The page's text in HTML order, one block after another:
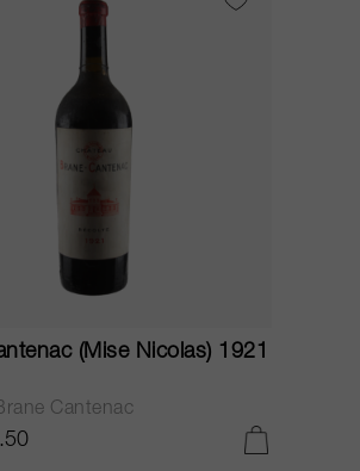
(Mise Nicolas) 1921
Cantenac